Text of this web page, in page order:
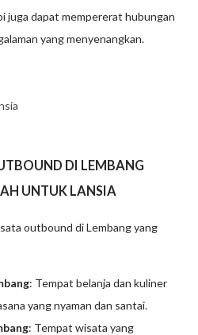
juga dapat mempererat hubungan
yang menyenangkan.
DI LEMBANG
UNTUK LANSIA
outbound di Lembang yang
: Tempat belanja dan kuliner
yang nyaman dan santai.
: Tempat wisata yang